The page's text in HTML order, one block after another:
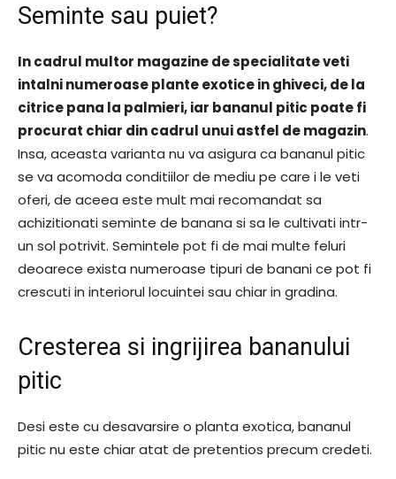
Seminte sau puiet?
In cadrul multor magazine de specialitate veti
intalni numeroase plante exotice in ghiveci, de la
citrice pana la palmieri, iar bananul pitic poate fi
procurat chiar din cadrul unui astfel de magazin.
Insa, aceasta varianta nu va asigura ca bananul pitic
se va acomoda conditiilor de mediu pe care i le veti
oferi, de aceea este mult mai recomandat sa
achizitionati seminte de banana si sa le cultivati intr-
un sol potrivit. Semintele pot fi de mai multe feluri
deoarece exista numeroase tipuri de banani ce pot fi
crescuti in interiorul locuintei sau chiar in gradina.
Cresterea si ingrijirea bananului
pitic
Desi este cu desavarsire o planta exotica, bananul
pitic nu este chiar atat de pretentios precum credeti.